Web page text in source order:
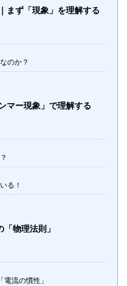
まず「現象」を理解する
のか？
マー現象」で理解する
る！
物理法則」
流の慣性」